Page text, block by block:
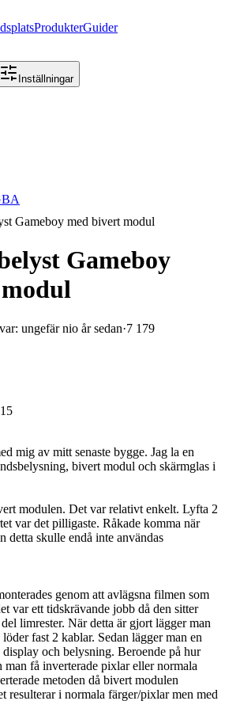
ProdukterGuider
Inställningar
Gameboy med bivert modul
Gameboy
: ungefär nio år sedan·7 179
mig av mitt senaste bygge. Jag la en
bivert modul och skärmglas i
modulen. Det var relativt enkelt. Lyfta 2
var det pilligaste. Råkade komma när
detta skulle endå inte användas
genom att avlägsna filmen som
var ett tidskrävande jobb då den sitter
limrester. När detta är gjort lägger man
fast 2 kablar. Sedan lägger man en
och belysning. Beroende på hur
man få inverterade pixlar eller normala
metoden då bivert modulen
resulterar i normala färger/pixlar men med